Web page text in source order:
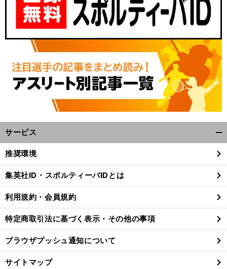
サービス
閉
る
推奨環境
集英社ID・スポルティーバIDとは
利用規約・会員規約
特定商取引法に基づく表示・その他の事項
ブラウザプッシュ通知について
サイトマップ